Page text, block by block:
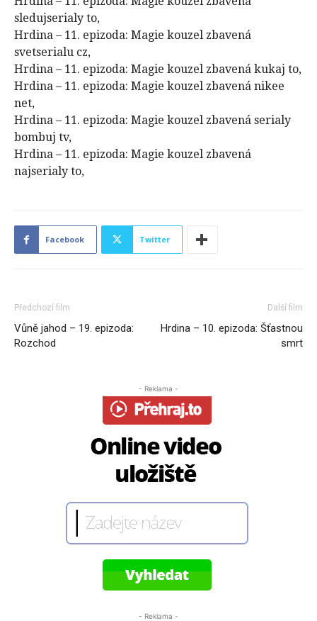
sledujserialy to,
Hrdina – 11. epizoda: Magie kouzel zbavená
svetserialu cz,
Hrdina – 11. epizoda: Magie kouzel zbavená kukaj to,
Hrdina – 11. epizoda: Magie kouzel zbavená nikee
net,
Hrdina – 11. epizoda: Magie kouzel zbavená serialy
bombuj tv,
Hrdina – 11. epizoda: Magie kouzel zbavená
najserialy to,
Facebook Twitter
Předchozí film
Vůně jahod – 19. epizoda:
Rozchod
Další film
Hrdina – 10. epizoda: Šťastnou
smrt
- Reklama -
- Reklama -